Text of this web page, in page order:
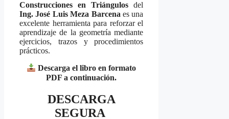
Construcciones en Triángulos del
Ing. José Luis Meza Barcena es una
excelente herramienta para reforzar el
aprendizaje de la geometría mediante
ejercicios, trazos y procedimientos
prácticos.
Descarga el libro en formato
PDF a continuación.
DESCARGA
SEGURA